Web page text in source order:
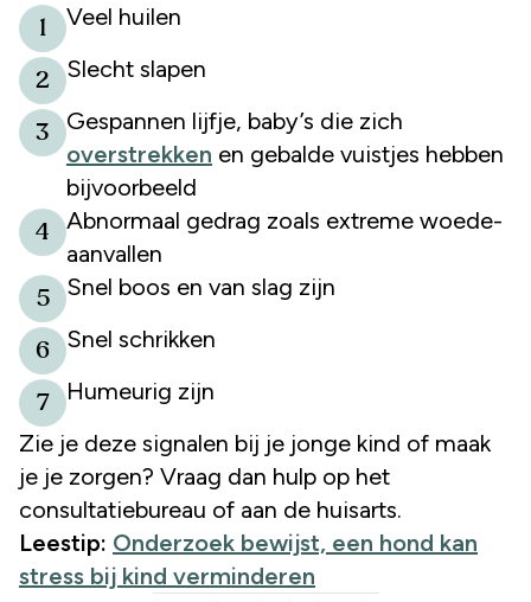
1 Veel huilen
2 Slecht slapen
3
Gespannen lijfje, baby’s die zich
overstrekken en gebalde vuistjes hebben
bijvoorbeeld
4
Abnormaal gedrag zoals extreme woede-
aanvallen
5 Snel boos en van slag zijn
6 Snel schrikken
7
Humeurig zijn
Zie je deze signalen bij je jonge kind of maak
je je zorgen? Vraag dan hulp op het
consultatiebureau of aan de huisarts.
Leestip: Onderzoek bewijst, een hond kan
stress bij kind verminderen